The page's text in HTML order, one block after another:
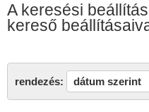
A keresési
kereső
rendezés: